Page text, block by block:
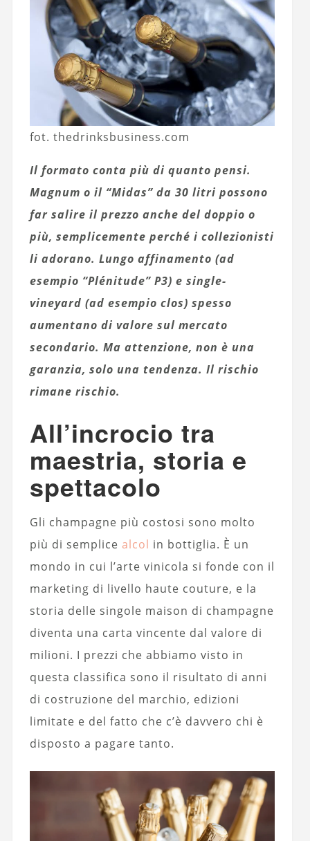
fot. thedrinksbusiness.com
Il formato conta più di quanto pensi.
Magnum o il “Midas” da 30 litri possono
far salire il prezzo anche del doppio o
più, semplicemente perché i collezionisti
li adorano. Lungo affinamento (ad
esempio “Plénitude” P3) e single-
vineyard (ad esempio clos) spesso
aumentano di valore sul mercato
secondario. Ma attenzione, non è una
garanzia, solo una tendenza. Il rischio
rimane rischio.
All’incrocio tra
maestria, storia e
spettacolo
Gli champagne più costosi sono molto
più di semplice alcol in bottiglia. È un
mondo in cui l’arte vinicola si fonde con il
marketing di livello haute couture, e la
storia delle singole maison di champagne
diventa una carta vincente dal valore di
milioni. I prezzi che abbiamo visto in
questa classifica sono il risultato di anni
di costruzione del marchio, edizioni
limitate e del fatto che c’è davvero chi è
disposto a pagare tanto.